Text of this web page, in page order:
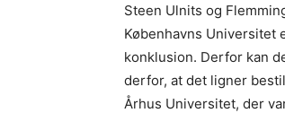
Steen Ulnits og
Københavns Universitet
konklusion. Derfor kan
derfor, at det ligner
Århus Universitet, der